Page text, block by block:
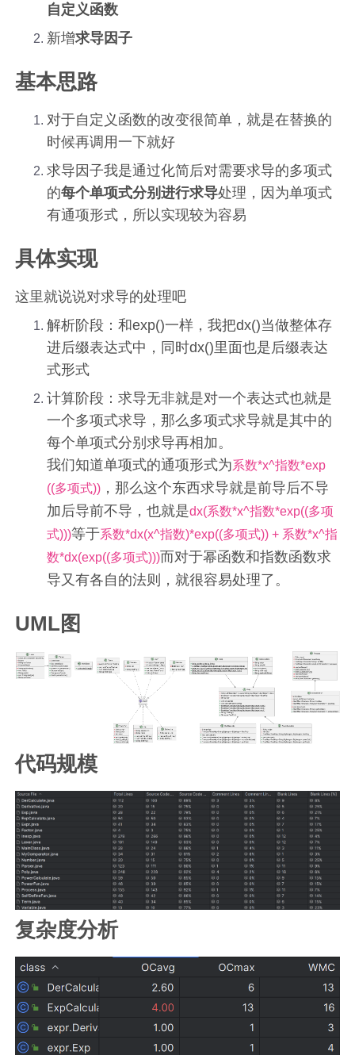
自定义函数
新增求导因子
基本思路
对于自定义函数的改变很简单，就是在替换的
时候再调用一下就好
求导因子我是通过化简后对需要求导的多项式
的每个单项式分别进行求导处理，因为单项式
有通项形式，所以实现较为容易
具体实现
这里就说说对求导的处理吧
解析阶段：和exp()一样，我把dx()当做整体存
进后缀表达式中，同时dx()里面也是后缀表达
式形式
计算阶段：求导无非就是对一个表达式也就是
一个多项式求导，那么多项式求导就是其中的
每个单项式分别求导再相加。
我们知道单项式的通项形式为系数*x^指数*exp
((多项式)) ，那么这个东西求导就是前导后不导
加后导前不导，也就是dx(系数*x^指数*exp((多项
式)))等于系数*dx(x^指数)*exp((多项式)) + 系数*x^指
数*dx(exp((多项式)))而对于幂函数和指数函数求
导又有各自的法则，就很容易处理了。
UML图
代码规模
复杂度分析